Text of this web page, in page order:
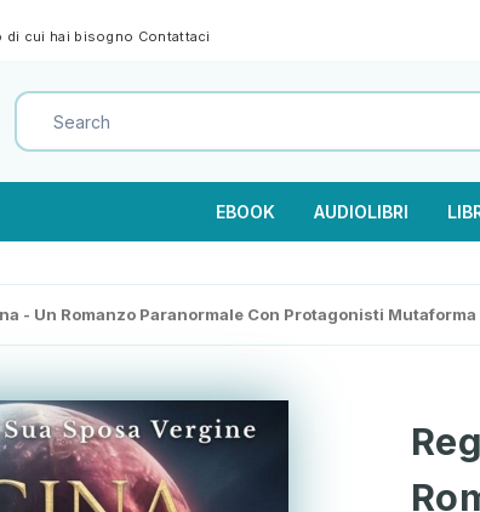
di cui hai bisogno Contattaci
EBOOK AUDIOLIBRI
- Un Romanzo Paranormale Con Protagonisti Mutaforma